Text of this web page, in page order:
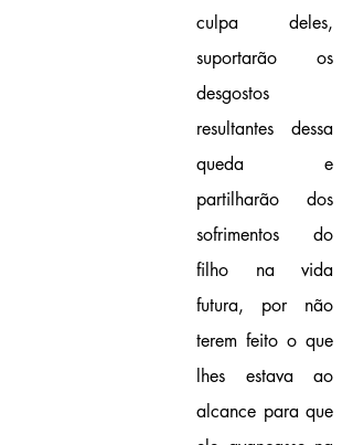
culpa deles,
suportarão os
desgostos
resultantes dessa
queda e
partilharão dos
sofrimentos do
filho na vida
futura, por não
terem feito o que
lhes estava ao
alcance para que